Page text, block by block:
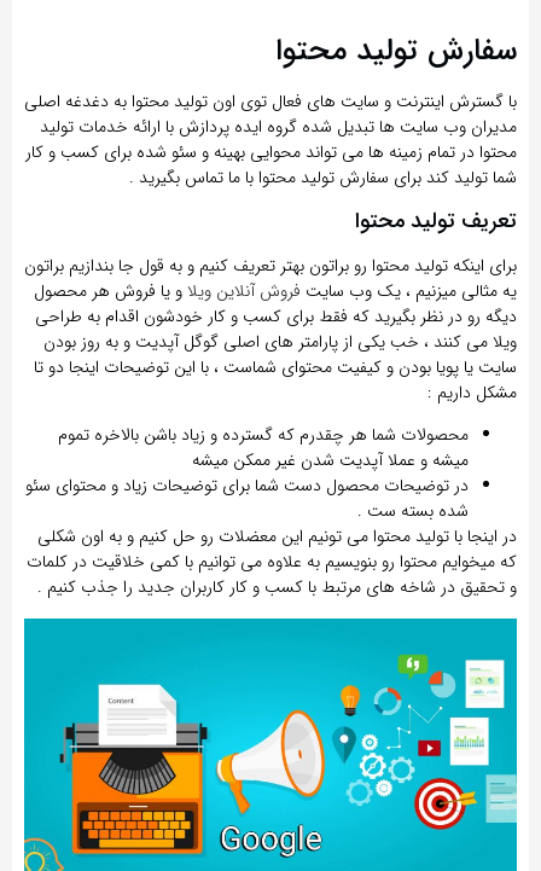
سفارش تولید محتوا
با گسترش اینترنت و سایت های فعال توی اون تولید محتوا به دغدغه اصلی
مدیران وب سایت ها تبدیل شده گروه ایده پردازش با ارائه خدمات تولید
محتوا در تمام زمینه ها می تواند محوایی بهینه و سئو شده برای کسب و کار
شما تولید کند برای سفارش تولید محتوا با ما تماس بگیرید .
تعریف تولید محتوا
برای اینکه تولید محتوا رو براتون بهتر تعریف کنیم و به قول جا بندازیم براتون
یه مثالی میزنیم ، یک وب سایت فروش آنلاین ویلاو یا فروش هر محصول
دیگه رو در نظر بگیرید که فقط برای کسب و کار خودشون اقدام به طراحی
ویلا می کنند ، خب یکی از پارامتر های اصلی گوگل آپدیت و به روز بودن
سایت یا پویا بودن و کیفیت محتوای شماست ، با این توضیحات اینجا دو تا
مشکل داریم :
محصولات شما هر چقدرم که گسترده و زیاد باشن بالاخره تموم
میشه و عملا آپدیت شدن غیر ممکن میشه
در توضیحات محصول دست شما برای توضیحات زیاد و محتوای سئو
شده بسته ست .
در اینجا با تولید محتوا می تونیم این معضلات رو حل کنیم و به اون شکلی
که میخوایم محتوا رو بنویسیم به علاوه می توانیم با کمی خلاقیت در کلمات
و تحقیق در شاخه های مرتبط با کسب و کار کاربران جدید را جذب کنیم .